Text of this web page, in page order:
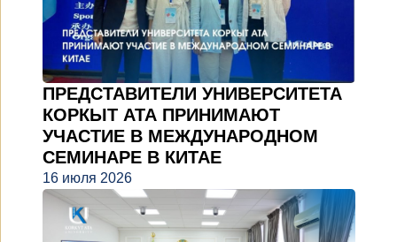
ПРЕДСТАВИТЕЛИ УНИВЕРСИТЕТА
КОРКЫТ АТА ПРИНИМАЮТ
УЧАСТИЕ В МЕЖДУНАРОДНОМ
СЕМИНАРЕ В КИТАЕ
16 июля 2026